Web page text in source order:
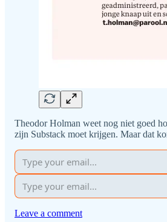
Theodor Holman weet nog niet goed
zijn Substack moet krijgen. Maar dat
Leave a comment